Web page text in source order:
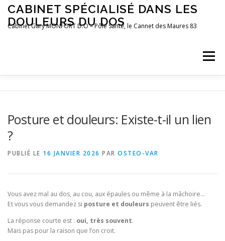
Aller
contenu
CABINET SPÉCIALISÉ DANS LES
DOULEURS DU DOS
Cabinet Gary MONFORT D.O – Pôle Santé, le Cannet des Maures 83
Menu
Posture et douleurs: Existe-t-il un lien
?
PUBLIÉ LE 16 JANVIER 2026 PAR OSTEO-VAR
Vous avez mal au dos, au cou, aux épaules ou même à la mâchoire…
Et vous vous demandez si posture et douleurs peuvent être liés.
La réponse courte est : oui, très souvent.
Mais pas pour la raison que l’on croit.